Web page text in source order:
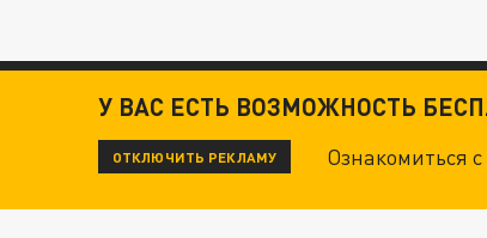
У ВАС ЕСТЬ ВОЗМОЖНОСТЬ
ОТКЛЮЧИТЬ РЕКЛАМУ Ознакомиться